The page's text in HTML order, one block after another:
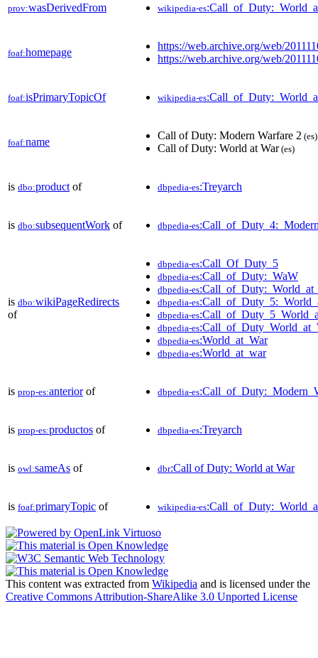
prov:wasDerivedFrom wikipedia-es
foaf:homepage
https://web.archive.org/web/
https://web.archive.org/web/
foaf:isPrimaryTopicOf wikipedia-es
foaf:name
Call of Duty: Modern Warfare 2 (es)
Call of Duty: World at War(es)
is dbo:product of dbpedia-es:Treyarch
is dbo:subsequentWork of dbpedia-es
is dbo:wikiPageRedirects
of
dbpedia-es:Call_Of_Duty_5
dbpedia-es:Call_of_Duty:_WaW
dbpedia-es
dbpedia-es
dbpedia-es
dbpedia-es
dbpedia-es:World_at_War
dbpedia-es:World_at_war
is prop-es:anteriorof dbpedia-es
is prop-es:productos of dbpedia-es:Treyarch
is owl:sameAs of dbr:Call of Duty: World at War
is foaf:primaryTopic of wikipedia-es
This content was extracted from Wikipedia and is licensed under the
Creative Commons Attribution-ShareAlike 3.0 Unported License